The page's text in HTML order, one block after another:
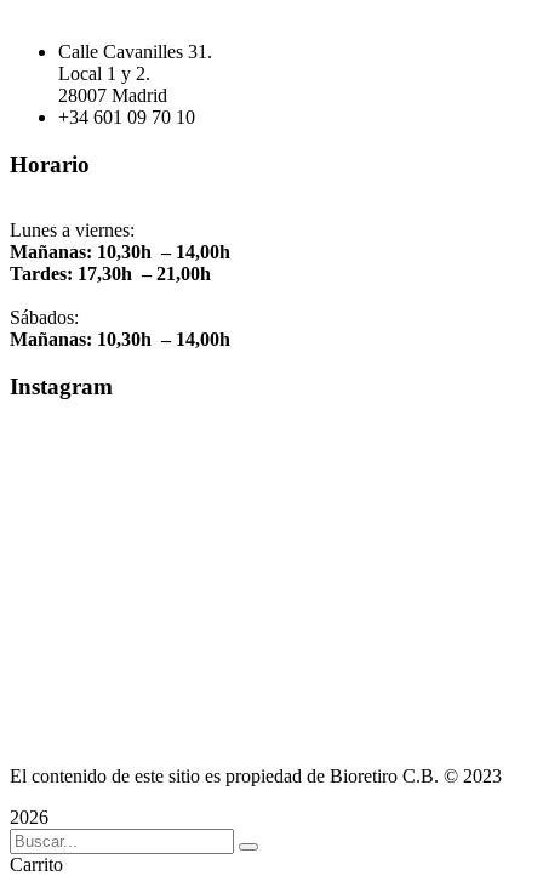
Calle Cavanilles 31.
Local 1 y 2.
28007 Madrid
+34 601 09 70 10
Horario
Lunes a viernes:
Mañanas: 10,30h – 14,00h
Tardes: 17,30h – 21,00h
Sábados:
Mañanas: 10,30h – 14,00h
Instagram
El contenido de este sitio es propiedad de Bioretiro C.B. © 2023
2026
Carrito